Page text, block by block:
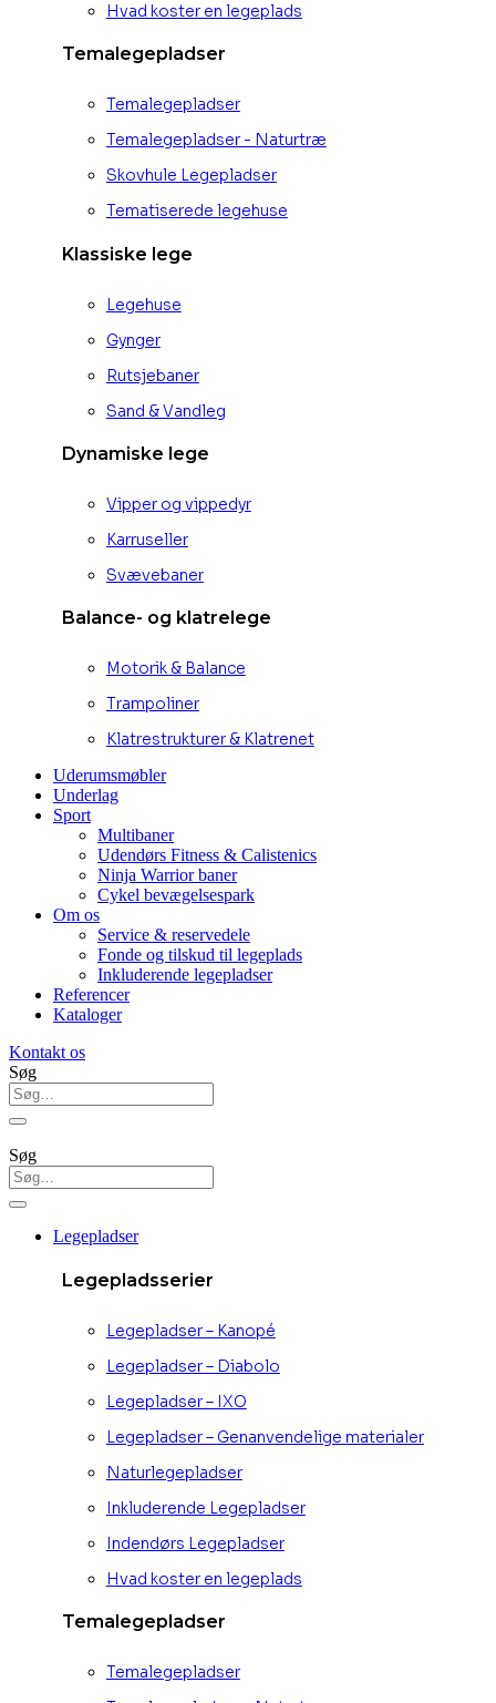
Hvad koster en legeplads
Temalegepladser
Temalegepladser
Temalegepladser - Naturtræ
Skovhule Legepladser
Tematiserede legehuse
Klassiske lege
Legehuse
Gynger
Rutsjebaner
Sand & Vandleg
Dynamiske lege
Vipper og vippedyr
Karruseller
Svævebaner
Balance- og klatrelege
Motorik & Balance
Trampoliner
Klatrestrukturer & Klatrenet
Uderumsmøbler
Underlag
Sport
Multibaner
Udendørs Fitness & Calistenics
Ninja Warrior baner
Cykel bevægelsespark
Om os
Service & reservedele
Fonde og tilskud til legeplads
Inkluderende legepladser
Referencer
Kataloger
Kontakt os
Søg
Søg
Legepladser
Legepladsserier
Legepladser – Kanopé
Legepladser – Diabolo
Legepladser – IXO
Legepladser – Genanvendelige materialer
Naturlegepladser
Inkluderende Legepladser
Indendørs Legepladser
Hvad koster en legeplads
Temalegepladser
Temalegepladser